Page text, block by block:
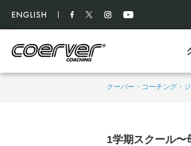
クーバー・コーチング・
1学期スクール〜